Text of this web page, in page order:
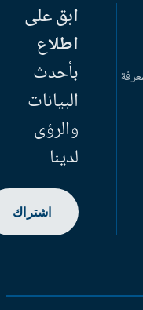
ابق على
اطلاع
بأحدث
البيانات
والرؤى
لدينا
اشتراك